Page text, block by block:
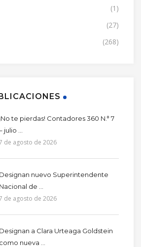
(1)
(27)
(268)
¡No te pierdas! Contadores 360 N.° 7
julio ...
de agosto de 2026
Designan nuevo Superintendente
Nacional de ...
de agosto de 2026
Designan a Clara Urteaga Goldstein
como nueva ...